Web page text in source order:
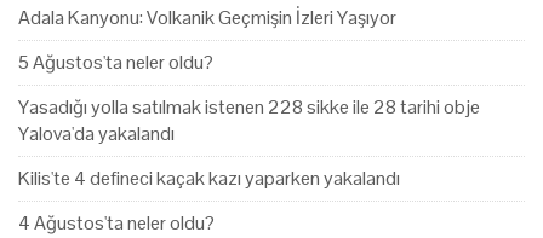
Adala Kanyonu: Volkanik Geçmişin İzleri Yaşıyor
5 Ağustos'ta neler oldu?
Yasadığı yolla satılmak istenen 228 sikke ile 28 tarihi obje
Yalova'da yakalandı
Kilis'te 4 defineci kaçak kazı yaparken yakalandı
4 Ağustos'ta neler oldu?